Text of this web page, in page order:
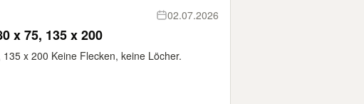
02.07.2026
x 75, 135 x 200
x 200 Keine Flecken, keine Löcher.